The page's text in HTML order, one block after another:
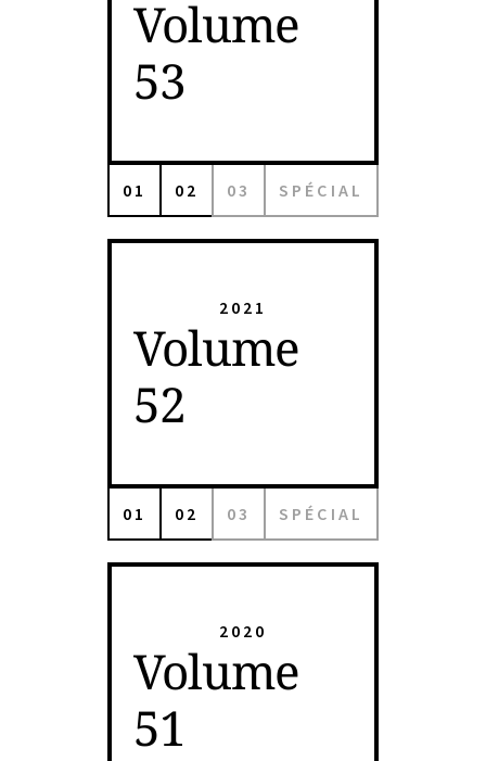
Volume
53
01 02 03 SPÉCIAL
2021
Volume
52
01 02 03 SPÉCIAL
2020
Volume
51